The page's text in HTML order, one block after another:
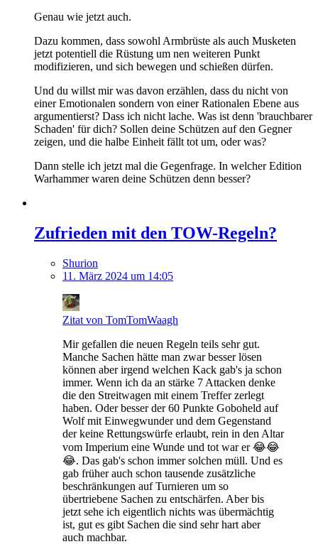
Genau wie jetzt auch.
Dazu kommen, dass sowohl Armbrüste als auch Musketen
jetzt potentiell die Rüstung um nen weiteren Punkt
modifizieren, und sich bewegen und schießen dürfen.
Und du willst mir was davon erzählen, dass du nicht von
einer Emotionalen sondern von einer Rationalen Ebene aus
argumentierst? Dass ich nicht lache. Was ist denn 'brauchbarer
Schaden' für dich? Sollen deine Schützen auf den Gegner
zeigen, und die halbe Einheit fällt tot um, oder was?
Dann stelle ich jetzt mal die Gegenfrage. In welcher Edition
Warhammer waren deine Schützen denn besser?
Zufrieden mit den TOW-Regeln?
Shurion
11. März 2024 um 14:05
Zitat von TomTomWaagh
Mir gefallen die neuen Regeln teils sehr gut.
Manche Sachen hätte man zwar besser lösen
können aber irgend welchen Kack gab's ja schon
immer. Wenn ich da an stärke 7 Attacken denke
die den Streitwagen mit einem Treffer zerlegt
haben. Oder besser der 60 Punkte Goboheld auf
Wolf mit Einwegwunder und dem Gegenstand
der keine Rettungswürfe erlaubt, rein in den Altar
vom Imperium eine Wunde und tot war er 😂😂
😂. Das gab's schon immer solchen müll. Und es
gab früher auch schon tausende zusätzliche
beschränkungen auf Turnieren um so
übertriebene Sachen zu entschärfen. Aber bis
jetzt sehe ich eigentlich nichts was übermächtig
ist, gut es gibt Sachen die sind sehr hart aber
auch machbar.